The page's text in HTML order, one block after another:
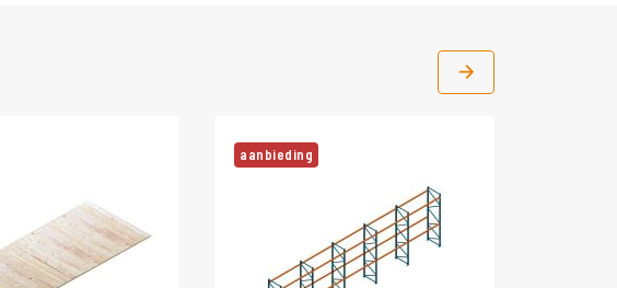
aanbieding